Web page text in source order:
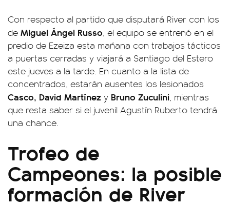
Con respecto al partido que disputará River con los
de Miguel Ángel Russo, el equipo se entrenó en el
predio de Ezeiza esta mañana con trabajos tácticos
a puertas cerradas y viajará a Santiago del Estero
este jueves a la tarde. En cuanto a la lista de
concentrados, estarán ausentes los lesionados
Casco, David Martínez y Bruno Zuculini, mientras
que resta saber si el juvenil Agustín Ruberto tendrá
una chance.
Trofeo de
Campeones: la posible
formación de River